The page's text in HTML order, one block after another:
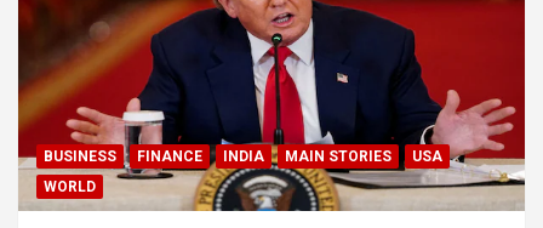
BUSINESS FINANCE INDIA MAIN STORIES
USA
WORLD